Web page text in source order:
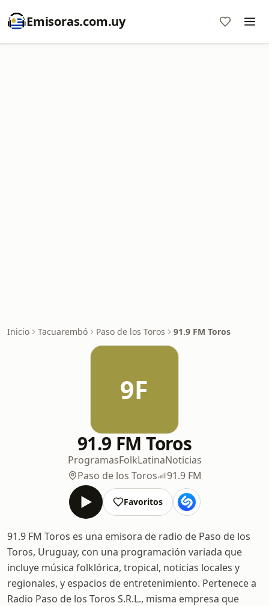
Emisoras.com.uy
Inicio Tacuarembó Paso de los Toros 91.9 FM Toros
9F
91.9 FM Toros
ProgramasFolkLatinaNoticias
Paso de los Toros
91.9 FM
Favoritos
91.9 FM Toros es una emisora de radio de Paso de los
Toros, Uruguay, con una programación variada que
incluye música folklórica, tropical, noticias locales y
regionales, y espacios de entretenimiento. Pertenece a
Radio Paso de los Toros S.R.L., misma empresa que